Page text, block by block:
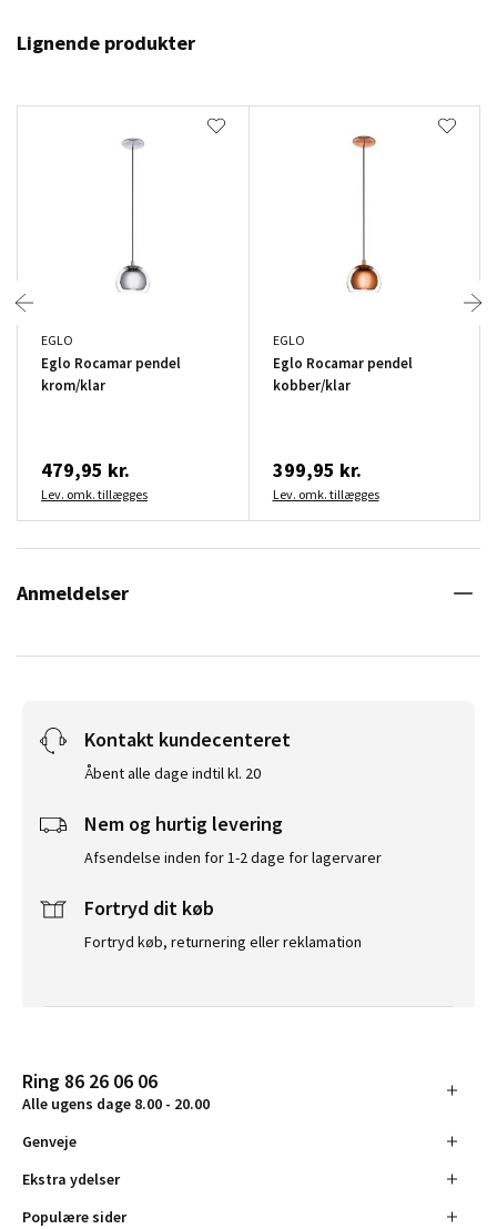
Lignende produkter
EGLO
Eglo Rocamar pendel
krom/klar
479,95 kr.
Lev. omk. tillægges
EGLO
Eglo Rocamar pendel
kobber/klar
399,95 kr.
Lev. omk. tillægges
Anmeldelser
Kontakt kundecenteret
Åbent alle dage indtil kl. 20
Nem og hurtig levering
Afsendelse inden for 1-2 dage for lagervarer
Fortryd dit køb
Fortryd køb, returnering eller reklamation
Ring 86 26 06 06
Alle ugens dage 8.00 - 20.00
Genveje
Ekstra ydelser
Populære sider